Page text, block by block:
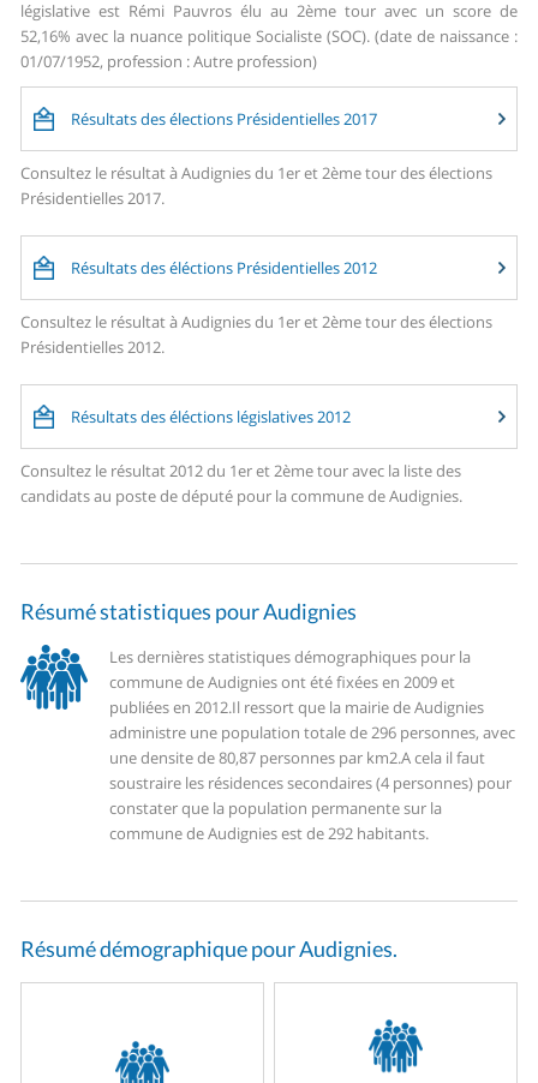
législative est Rémi Pauvros élu au 2ème tour avec un score de
52,16% avec la nuance politique Socialiste (SOC). (date de naissance :
01/07/1952, profession : Autre profession)
Résultats des élections Présidentielles 2017
Consultez le résultat à Audignies du 1er et 2ème tour des élections
Présidentielles 2017.
Résultats des éléctions Présidentielles 2012
Consultez le résultat à Audignies du 1er et 2ème tour des élections
Présidentielles 2012.
Résultats des éléctions législatives 2012
Consultez le résultat 2012 du 1er et 2ème tour avec la liste des
candidats au poste de député pour la commune de Audignies.
Résumé statistiques pour Audignies
Les dernières statistiques démographiques pour la
commune de Audignies ont été fixées en 2009 et
publiées en 2012.Il ressort que la mairie de Audignies
administre une population totale de 296 personnes, avec
une densite de 80,87 personnes par km2.A cela il faut
soustraire les résidences secondaires (4 personnes) pour
constater que la population permanente sur la
commune de Audignies est de 292 habitants.
Résumé démographique pour Audignies.